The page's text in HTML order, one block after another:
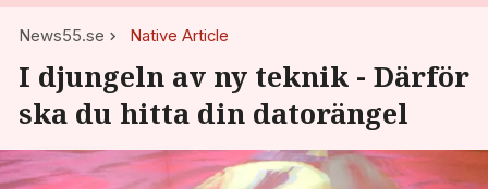
News55.se Native Article
I djungeln av ny teknik - Därför
ska du hitta din datorängel